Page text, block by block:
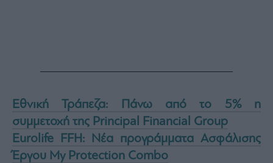
Εθνική Τράπεζα: Πάνω από το 5% η
συμμετοχή της Principal Financial Group
Eurolife FFH: Νέα προγράμματα Ασφάλισης
Έργου My Protection Combo